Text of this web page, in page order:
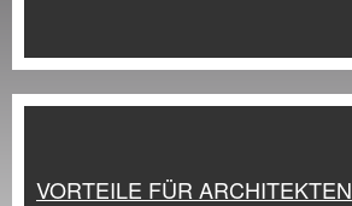
VORTEILE FÜR ARCHITEKTEN